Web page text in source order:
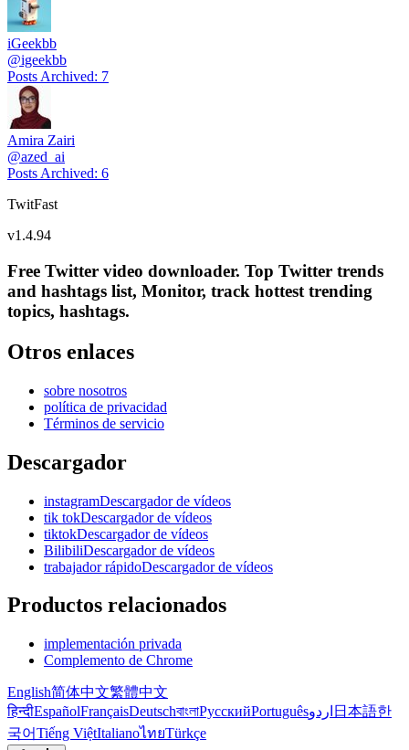
iGeekbb
@igeekbb
Posts Archived: 7
Amira Zairi
@azed_ai
Posts Archived: 6
TwitFast
v1.4.94
Free Twitter video downloader. Top Twitter trends
and hashtags list, Monitor, track hottest trending
topics, hashtags.
Otros enlaces
sobre nosotros
política de privacidad
Términos de servicio
Descargador
instagramDescargador de vídeos
tik tokDescargador de vídeos
tiktokDescargador de vídeos
BilibiliDescargador de vídeos
trabajador rápidoDescargador de vídeos
Productos relacionados
implementación privada
Complemento de Chrome
English简体中文繁體中文
हिन्दीEspañolFrançaisDeutschবাংলাРусскийPortuguêsاردو 日本語한
국어Tiếng ViệtItalianoไทยTürkçe